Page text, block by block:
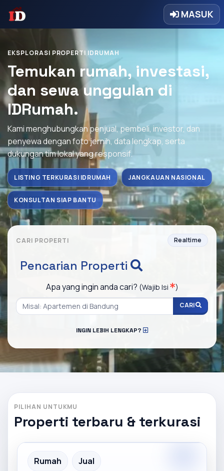
MASUK
EKSPLORASI PROPERTI IDRUMAH
Temukan rumah, investasi,
dan sewa unggulan di
IDRumah.
Kami menghubungkan penjual, pembeli, investor, dan
penyewa dengan foto jernih, data lengkap, serta
dukungan tim lokal yang responsif.
LISTING TERKURASI IDRUMAH JANGKAUAN NASIONAL
KONSULTAN SIAP BANTU
CARI PROPERTI Realtime
Pencarian Properti
Apa yang ingin anda cari? (Wajib Isi )
CARI
INGIN LEBIH LENGKAP?
PILIHAN UNTUKMU
Properti terbaru & terkurasi
Partner Ad
Rumah Jual